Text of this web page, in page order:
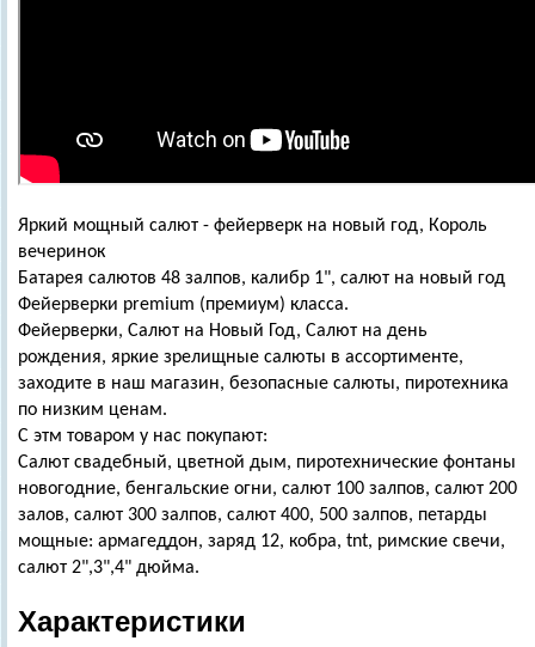
Яркий мощный салют - фейерверк на новый год, Король
вечеринок
Батарея салютов 48 залпов, калибр 1", салют на новый год
Фейерверки premium (премиум) класса.
Фейерверки, Салют на Новый Год, Салют на день
рождения, яркие зрелищные салюты в ассортименте,
заходите в наш магазин, безопасные салюты, пиротехника
по низким ценам.
С этм товаром у нас покупают:
Салют свадебный, цветной дым, пиротехнические фонтаны
новогодние, бенгальские огни, салют 100 залпов, салют 200
залов, салют 300 залпов, салют 400, 500 залпов, петарды
мощные: армагеддон, заряд 12, кобра, tnt, римские свечи,
салют 2",3",4" дюйма.
Характеристики